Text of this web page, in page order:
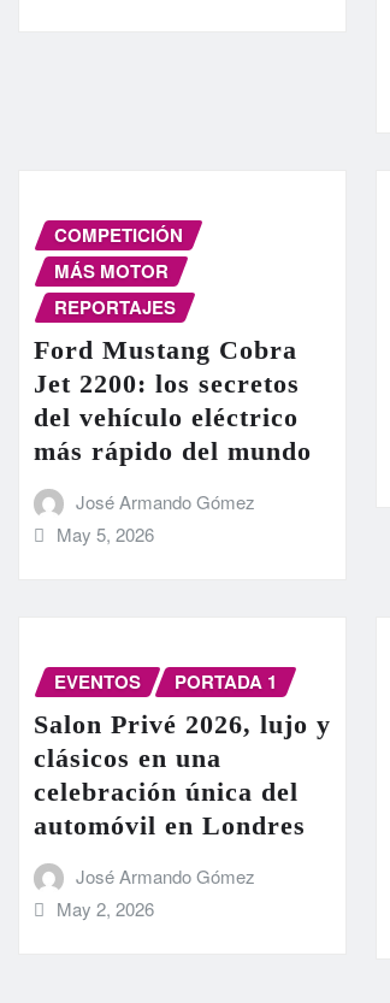
COMPETICIÓN
MÁS MOTOR
REPORTAJES
Ford Mustang Cobra
Jet 2200: los secretos
del vehículo eléctrico
más rápido del mundo
José Armando Gómez
May 5, 2026
EVENTOS PORTADA 1
Salon Privé 2026, lujo y
clásicos en una
celebración única del
automóvil en Londres
José Armando Gómez
May 2, 2026